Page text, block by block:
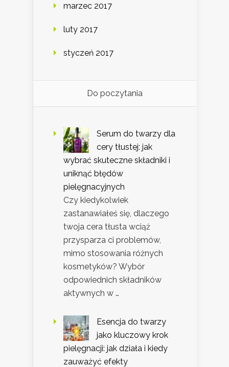
marzec 2017
luty 2017
styczeń 2017
Do poczytania
Serum do twarzy dla
cery tłustej: jak
wybrać skuteczne składniki i
uniknąć błędów
pielęgnacyjnych
Czy kiedykolwiek
zastanawiałeś się, dlaczego
twoja cera tłusta wciąż
przysparza ci problemów,
mimo stosowania różnych
kosmetyków? Wybór
odpowiednich składników
aktywnych w …
Esencja do twarzy
jako kluczowy krok
pielęgnacji: jak działa i kiedy
zauważyć efekty